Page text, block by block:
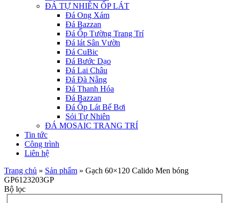
ĐÁ TỰ NHIÊN ỐP LÁT
Đá Ong Xám
Đá Bazzan
Đá Ốp Tường Trang Trí
Đá lát Sân Vườn
Đá CuBic
Đá Bước Dạo
Đá Lai Châu
Đá Đà Nẵng
Đá Thanh Hóa
Đá Bazzan
Đá Ốp Lát Bể Bơi
Sỏi Tự Nhiên
ĐÁ MOSAIC TRANG TRÍ
Tin tức
Công trình
Liên hệ
Trang chủ » Sản phẩm » Gạch 60×120 Calido Men bóng
GP6123203GP
Bộ lọc